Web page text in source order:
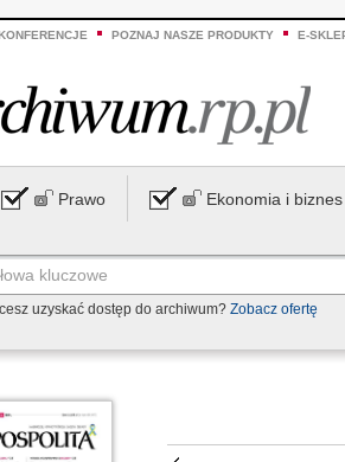
POZNAJ NASZE PRODUKTY E-
Prawo Ekonomia i biznes
uzyskać dostęp do archiwum? Zobacz ofertę